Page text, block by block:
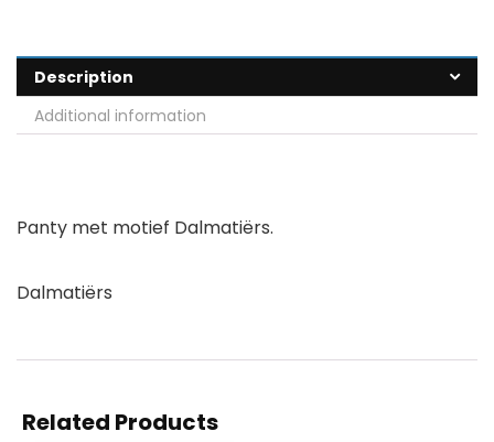
Description
Additional information
Panty met motief Dalmatiërs.
Dalmatiërs
Related Products